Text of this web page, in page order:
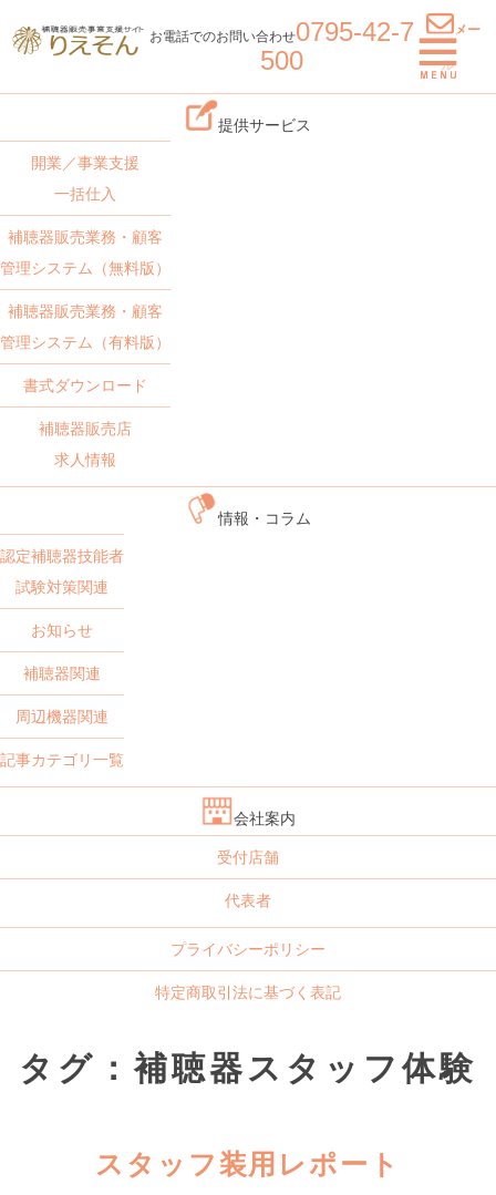
お電話でのお問い合わせ0795-42-7
500
メー
ル
提供サービス
開業／事業支援
一括仕入
補聴器販売業務・顧客
管理システム（無料版）
補聴器販売業務・顧客
管理システム（有料版）
書式ダウンロード
補聴器販売店
求人情報
情報・コラム
認定補聴器技能者
試験対策関連
お知らせ
補聴器関連
周辺機器関連
記事カテゴリ一覧
会社案内
受付店舗
代表者
プライバシーポリシー
特定商取引法に基づく表記
タグ：補聴器スタッフ体験
スタッフ装用レポート